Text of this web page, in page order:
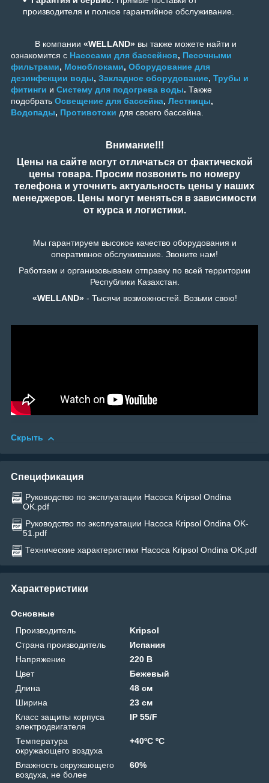
производителя и полное гарантийное обслуживание.
В компании «WELLAND» вы также можете найти и
ознакомится с Насосами для бассейнов, Песочными
фильтрами, Моноблоками, Оборудование для
дезинфекции воды, Закладное оборудование, Трубы и
фитинги и Систему для подогрева воды. Также
подобрать Освещение для бассейна, Лестницы,
Водопады, Противотоки для своего бассейна.
Внимание!!!
Цены на сайте могут отличаться от фактической
цены товара. Просим позвонить по номеру
телефона и уточнить актуальность цены у наших
менеджеров. Цены могут меняться в зависимости
от курса и логистики.
Мы гарантируем высокое качество оборудования и
оперативное обслуживание. Звоните нам!
Работаем и организовываем отправку по всей территории
Республики Казахстан.
«WELLAND»- Тысячи возможностей. Возьми свою!
Скрыть
Спецификация
Руководство по эксплуатации Насоса Kripsol Ondina
OK.pdf
Руководство по эксплуатации Насоса Kripsol Ondina OK-
51.pdf
Технические характеристики Насоса Kripsol Ondina OK.pdf
Характеристики
Основные
Производитель
Kripsol
Страна производитель
Испания
Напряжение
220 В
Цвет
Бежевый
Длина
48 см
Ширина
23 см
Класс защиты корпуса
электродвигателя
IP 55/F
Температура
окружающего воздуха
+40ºС ºС
Влажность окружающего
воздуха, не более
60%